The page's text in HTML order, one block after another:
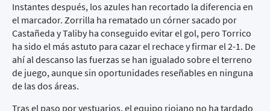
Instantes después, los azules han recortado la diferencia en
el marcador. Zorrilla ha rematado un córner sacado por
Castañeda y Taliby ha conseguido evitar el gol, pero Torrico
ha sido el más astuto para cazar el rechace y firmar el 2-1. De
ahí al descanso las fuerzas se han igualado sobre el terreno
de juego, aunque sin oportunidades reseñables en ninguna
de las dos áreas.
Tras el paso por vestuarios, el equipo riojano no ha tardado